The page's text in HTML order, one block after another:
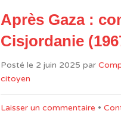
Après Gaza :
Cisjordanie
Posté le 2 juin 2025 par
citoyen
Laisser un commentaire •